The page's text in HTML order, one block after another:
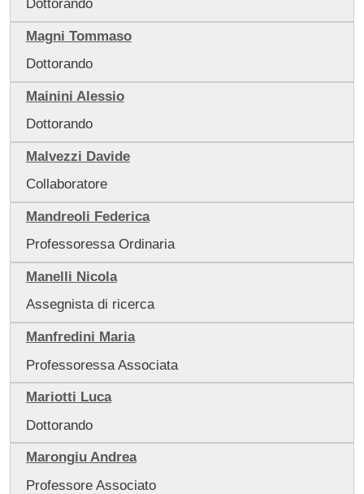
Dottorando
Magni Tommaso
Dottorando
Mainini Alessio
Dottorando
Malvezzi Davide
Collaboratore
Mandreoli Federica
Professoressa Ordinaria
Manelli Nicola
Assegnista di ricerca
Manfredini Maria
Professoressa Associata
Mariotti Luca
Dottorando
Marongiu Andrea
Professore Associato